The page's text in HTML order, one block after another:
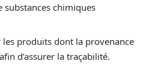
substances chimiques
les produits dont la provenance
d’assurer la traçabilité.